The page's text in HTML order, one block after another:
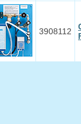
3908112